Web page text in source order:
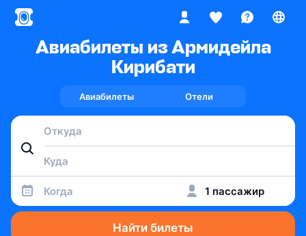
Авиабилеты из Армидейла
Кирибати
Авиабилеты Отели
Когда 1 пассажир
Найти билеты